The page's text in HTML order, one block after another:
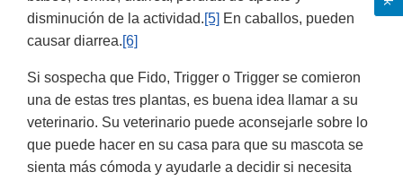
disminución de la actividad.[5] En caballos, pueden
causar diarrea.[6]
Si sospecha que Fido, Trigger o Trigger se comieron
una de estas tres plantas, es buena idea llamar a su
veterinario. Su veterinario puede aconsejarle sobre lo
que puede hacer en su casa para que su mascota se
sienta más cómoda y ayudarle a decidir si necesita